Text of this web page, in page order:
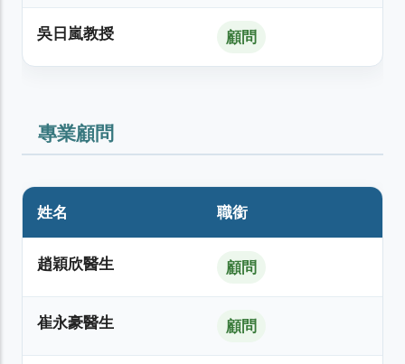
吳日嵐教授 顧問
專業顧問
姓名 職銜
趙穎欣醫生 顧問
崔永豪醫生 顧問